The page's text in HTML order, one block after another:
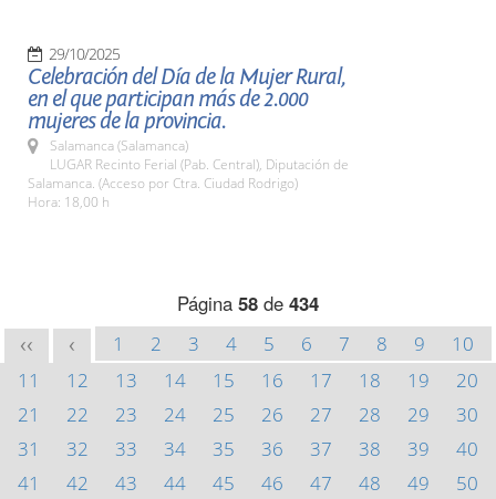
29/10/2025
Celebración del Día de la Mujer Rural,
en el que participan más de 2.000
mujeres de la provincia.
Salamanca (Salamanca)
LUGAR Recinto Ferial (Pab. Central), Diputación de
Salamanca. (Acceso por Ctra. Ciudad Rodrigo)
Hora: 18,00 h
Página 58 de 434
<< < 1 2 3 4 5 6 7 8 9
10
11
12 13 14 15 16 17 18 19
20
21
22 23 24 25 26 27 28 29
30
31
32 33 34 35 36 37 38 39
40
41
42 43 44 45 46 47 48 49
50